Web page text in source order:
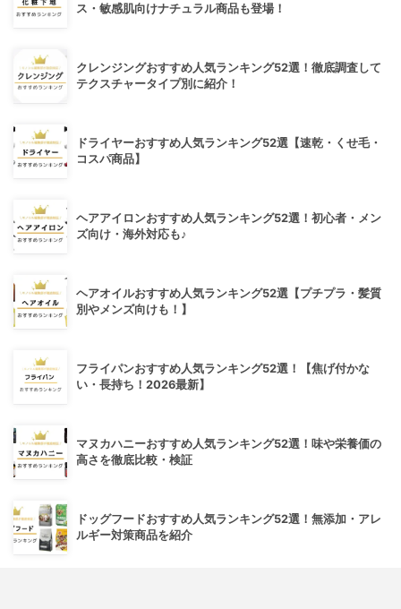
ス・敏感肌向けナチュラル商品も登場！
クレンジングおすすめ人気ランキング52選！徹底調査して
テクスチャータイプ別に紹介！
ドライヤーおすすめ人気ランキング52選【速乾・くせ毛・
コスパ商品】
ヘアアイロンおすすめ人気ランキング52選！初心者・メン
ズ向け・海外対応も♪
ヘアオイルおすすめ人気ランキング52選【プチプラ・髪質
別やメンズ向けも！】
フライパンおすすめ人気ランキング52選！【焦げ付かな
い・長持ち！2026最新】
マヌカハニーおすすめ人気ランキング52選！味や栄養価の
高さを徹底比較・検証
ドッグフードおすすめ人気ランキング52選！無添加・アレ
ルギー対策商品を紹介